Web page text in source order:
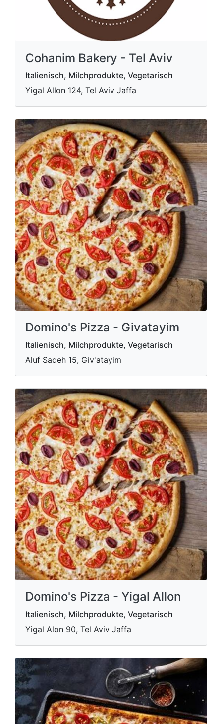
Cohanim Bakery - Tel Aviv
Italienisch, Milchprodukte, Vegetarisch
Yigal Allon 124, Tel Aviv Jaffa
Domino's Pizza - Givatayim
Italienisch, Milchprodukte, Vegetarisch
Aluf Sadeh 15, Giv'atayim
Domino's Pizza - Yigal Allon
Italienisch, Milchprodukte, Vegetarisch
Yigal Alon 90, Tel Aviv Jaffa